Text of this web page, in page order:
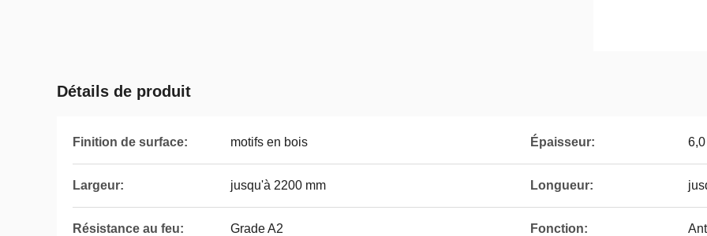
Détails de produit
Finition de surface: motifs en bois Épaisseur:
Largeur: jusqu'à 2200 mm Longueur:
Résistance au feu: Grade A2 Fonction: